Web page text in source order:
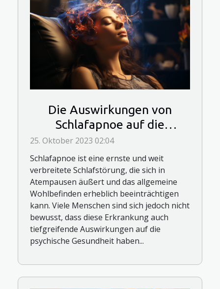
Die Auswirkungen von
Schlafapnoe auf die
psychische Gesundheit
25. Oktober 2023 02:04
Schlafapnoe ist eine ernste und weit
verbreitete Schlafstörung, die sich in
Atempausen äußert und das allgemeine
Wohlbefinden erheblich beeinträchtigen
kann. Viele Menschen sind sich jedoch nicht
bewusst, dass diese Erkrankung auch
tiefgreifende Auswirkungen auf die
psychische Gesundheit haben...